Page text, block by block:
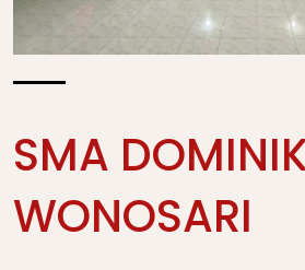
SMA
WONOSARI